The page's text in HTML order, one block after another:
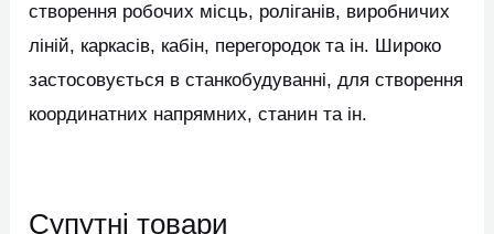
створення робочих місць, роліганів, виробничих
ліній, каркасів, кабін, перегородок та ін. Широко
застосовується в станкобудуванні, для створення
координатних напрямних, станин та ін.
Супутні товари